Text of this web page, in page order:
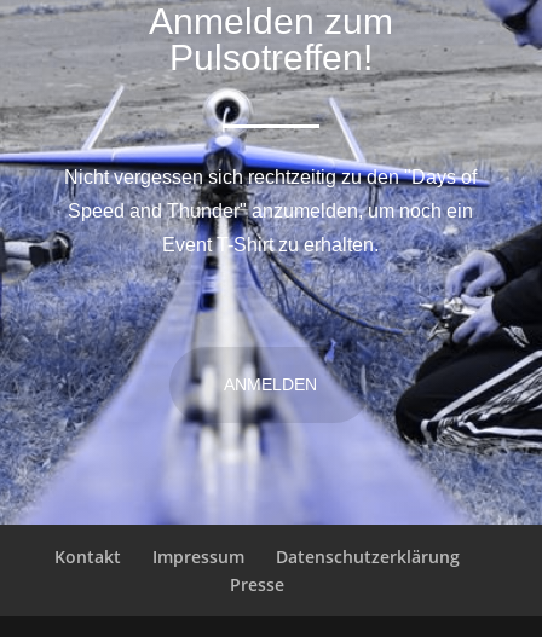
Anmelden zum
Pulsotreffen!
Nicht vergessen sich rechtzeitig zu den "Days of
Speed and Thunder" anzumelden, um noch ein
Event T-Shirt zu erhalten.
ANMELDEN
Kontakt Impressum
Datenschutzerklärung
Presse